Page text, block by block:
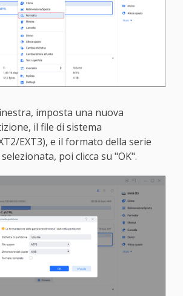
imposta una nuova
il file di sistema
EXT3), e il formato della serie
poi clicca su "OK".